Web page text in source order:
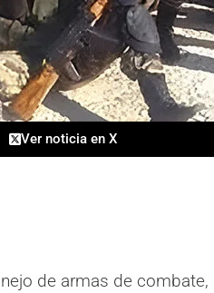
Ver noticia en X
de armas de